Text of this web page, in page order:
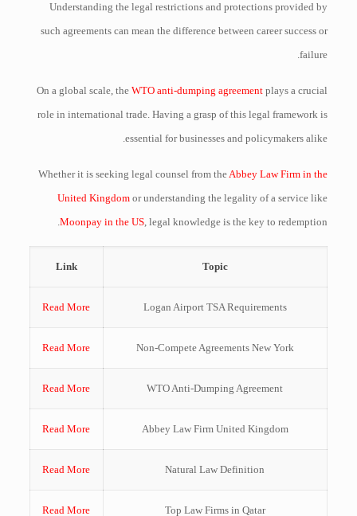
Understanding the legal restrictions and protections provided by
such agreements can mean the difference between career success or
failure.
On a global scale, theWTO anti-dumping agreement plays a crucial
role in international trade. Having a grasp of this legal framework is
essential for businesses and policymakers alike.
Whether it is seeking legal counsel from theAbbey Law Firm in the
United Kingdom or understanding the legality of a service like
Moonpay in the US, legal knowledge is the key to redemption.
Topic
Link
Logan Airport TSA Requirements
Read More
Non-Compete Agreements New York
Read More
WTO Anti-Dumping Agreement
Read More
Abbey Law Firm United Kingdom
Read More
Natural Law Definition
Read More
Top Law Firms in Qatar
Read More